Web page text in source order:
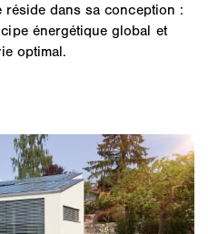
dans sa conception :
énergétique global et
optimal.